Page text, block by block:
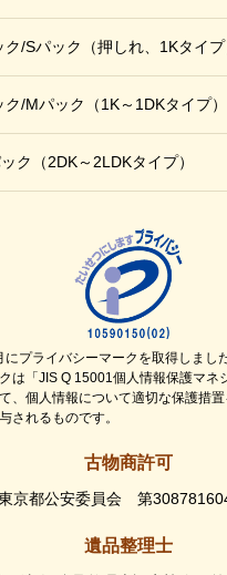
/Sパック （押しれ、1Kタイプ
ク/Mパック （1K～1DKタイプ）
ク （2DK～2LDKタイプ）
プライバシーマークを取得しました
は「JIS Q 15001個人情報保護マネ
、個人情報について適切な保護措
されるものです。
古物商許可
東京都公安委員会 第
遺品整理士